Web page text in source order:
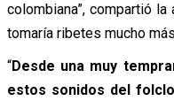
colombiana”, compartió
tomaría ribetes mucho
“Desde una muy
estos sonidos del